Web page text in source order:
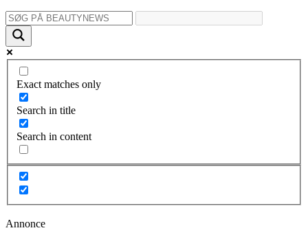
Exact matches only
Search in title
Search in content
Annonce